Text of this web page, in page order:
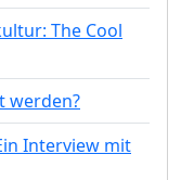
The Cool
werden?
Interview mit